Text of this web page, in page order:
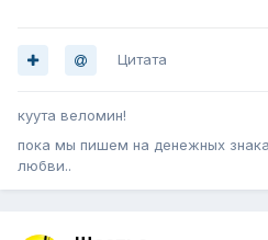
Цитата
куута веломин!
пока мы пишем на денежных
любви..